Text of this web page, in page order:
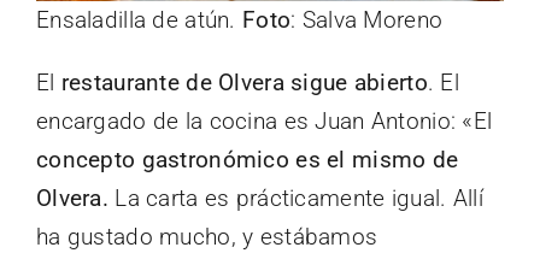
Ensaladilla de atún. Foto: Salva Moreno
El restaurante de Olvera sigue abierto. El
encargado de la cocina es Juan Antonio: «El
concepto gastronómico es el mismo de
Olvera. La carta es prácticamente igual. Allí
ha gustado mucho, y estábamos